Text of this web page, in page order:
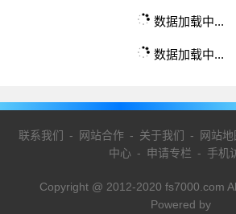
数据加载中...
数据加载中...
联系我们 - 网站合作- 关于我们 - 网站地
中心 - 申请专栏 - 手机
Copyright @ 2012-2020 fs7000.com
Powered by